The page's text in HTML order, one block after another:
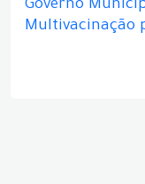
Governo
Multivacinação